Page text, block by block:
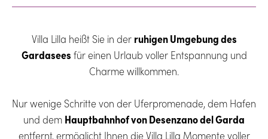
Villa Lilla heißt Sie in der ruhigen Umgebung des
Gardasees für einen Urlaub voller Entspannung und
Charme willkommen.
Nur wenige Schritte von der Uferpromenade, dem Hafen
und dem Hauptbahnhof von Desenzano del Garda
entfernt, ermöglicht Ihnen die Villa Lilla Momente voller